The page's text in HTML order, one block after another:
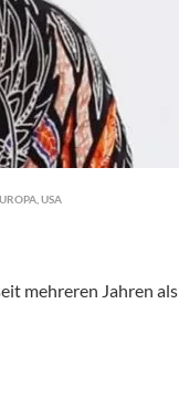
USA
mehreren Jahren als